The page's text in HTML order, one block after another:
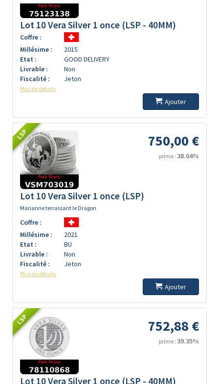
Lot 10 Vera Silver 1 once (LSP - 40MM)
Coffre :
Millésime :
2015
Etat :
GOOD DELIVERY
Livrable :
Non
Fiscalité :
Jeton
Plus de détails
Ajouter
LSP 750,00 €
prime : 38.04%
Lot 10 Vera Silver 1 once (LSP)
Marianne terrassant le Dragon
Coffre :
Millésime :
2021
Etat :
BU
Livrable :
Non
Fiscalité :
Jeton
Plus de détails
Ajouter
LSP 752,88 €
prime : 39.35%
Lot 10 Vera Silver 1 once (LSP - 40MM)